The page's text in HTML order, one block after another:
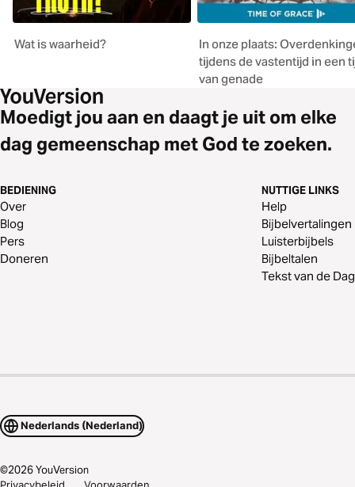
Wat is waarheid?
In onze plaats:
tijdens de vastentijd in een
van genade
Moedigt jou aan en daagt je uit om elke
dag gemeenschap met God te zoeken.
BEDIENING
Over
Blog
Pers
Doneren
NUTTIGE LINKS
Help
Bijbelvertalingen
Luisterbijbels
Bijbeltalen
Tekst van de Dag
Nederlands (Nederland)
©2026YouVersion